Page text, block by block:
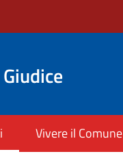
Vivere il Comune